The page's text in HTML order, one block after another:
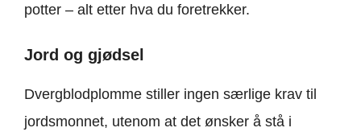
potter – alt etter hva du foretrekker.
Jord og gjødsel
Dvergblodplomme stiller ingen særlige krav til
jordsmonnet, utenom at det ønsker å stå i